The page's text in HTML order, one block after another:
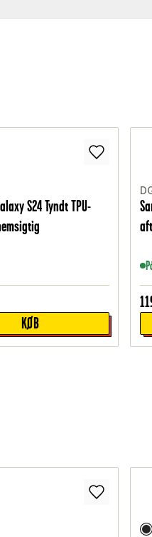
S24 Tyndt TPU-
KØB